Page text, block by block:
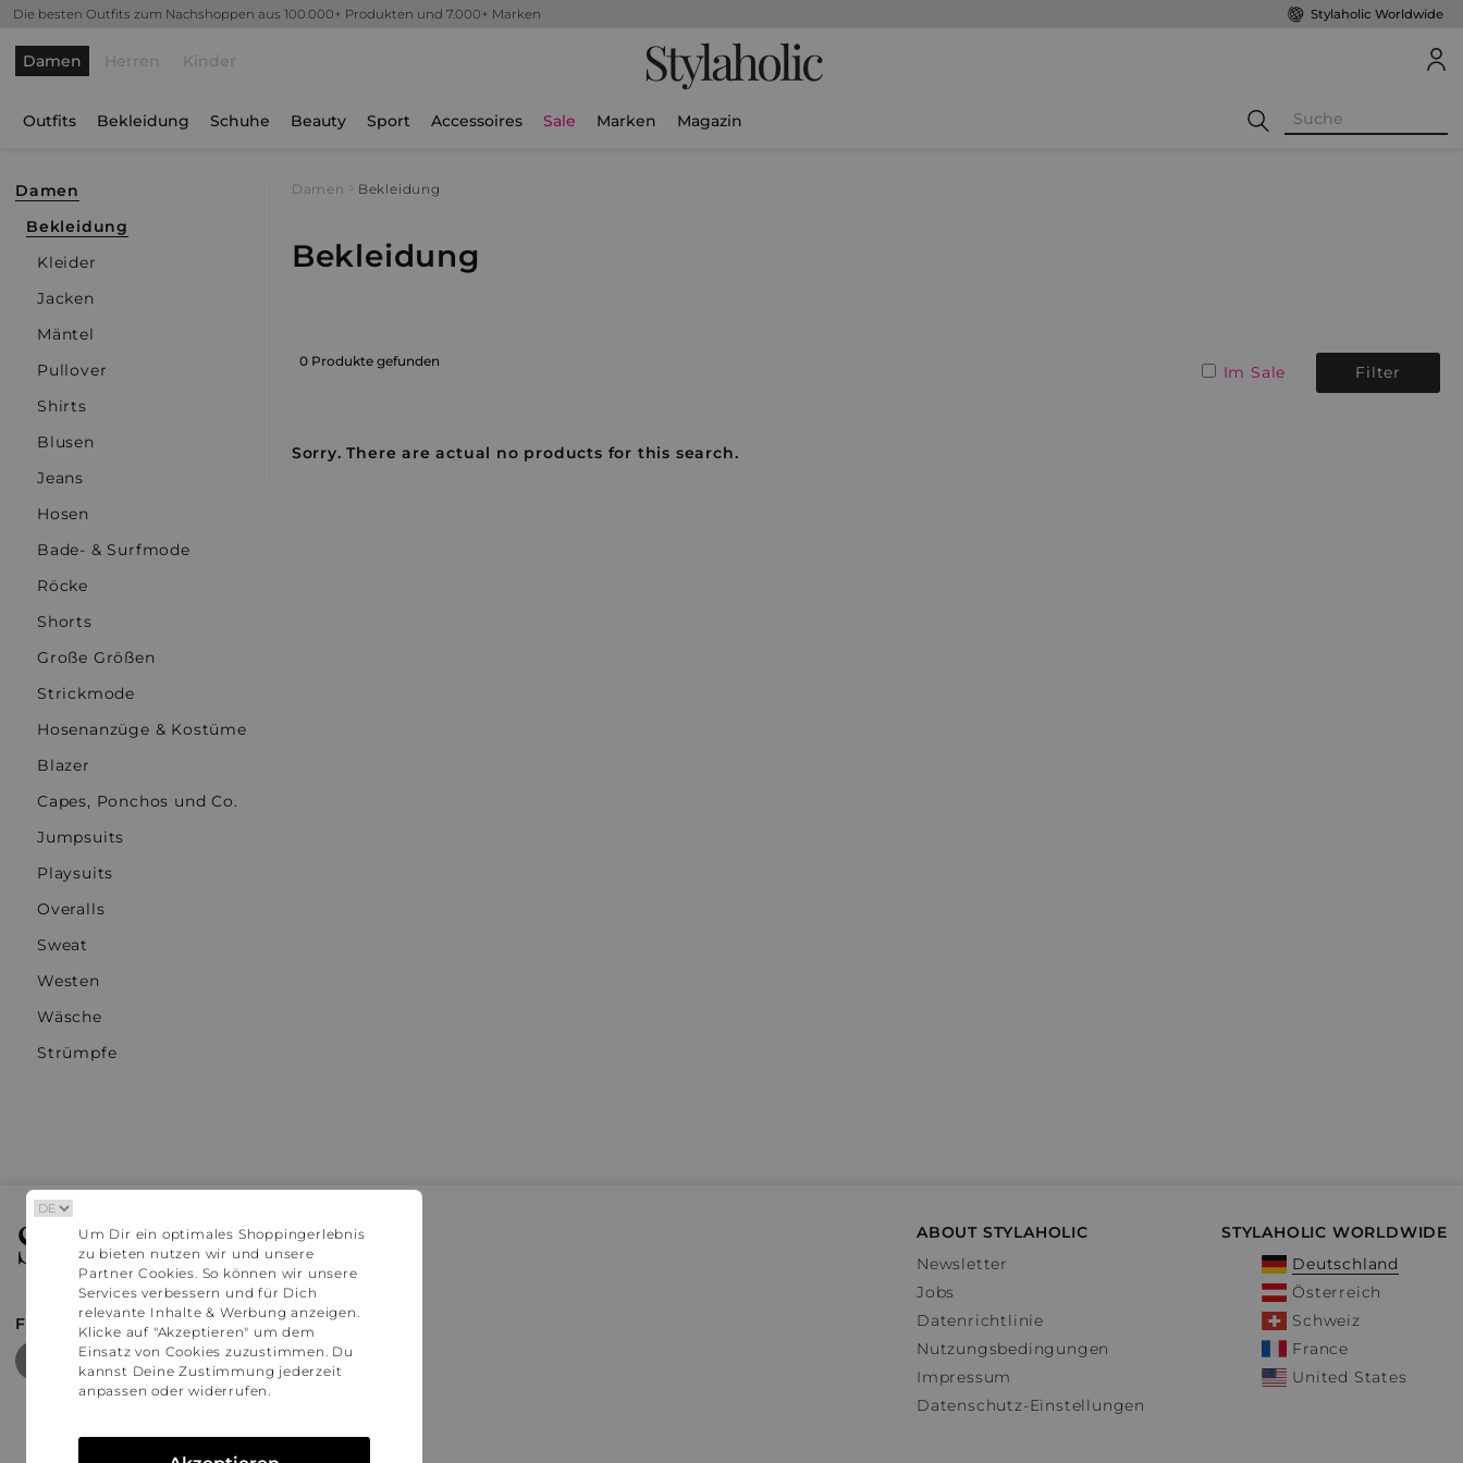
Die besten Outfits zum Nachshoppen aus 100.000+ Produkten und 7.000+ Marken Stylaholic Worldwide
Damen Herren Kinder Stylaholic
Outfits Bekleidung Schuhe Beauty Sport Accessoires Sale Marken Magazin
Damen
Bekleidung
Kleider
Jacken
Mäntel
Pullover
Shirts
Blusen
Jeans
Hosen
Bade- & Surfmode
Röcke
Shorts
Große Größen
Strickmode
Hosenanzüge & Kostüme
Blazer
Capes, Ponchos und Co.
Jumpsuits
Playsuits
Overalls
Sweat
Westen
Wäsche
Strümpfe
Damen Bekleidung
Bekleidung
0 Produkte gefunden
Im Sale Filter
Sorry. There are actual no products for this search.
Stylaholic
FIND MORE INSPIRATION
ABOUT STYLAHOLIC
Newsletter
Jobs
Datenrichtlinie
Nutzungsbedingungen
Impressum
Datenschutz-Einstellungen
STYLAHOLIC WORLDWIDE
Deutschland
Österreich
Schweiz
France
United States
Um Dir ein optimales Shoppingerlebnis
zu bieten nutzen wir und unsere
Partner Cookies. So können wir unsere
Services verbessern und für Dich
relevante Inhalte & Werbung anzeigen.
Klicke auf "Akzeptieren" um dem
Einsatz von Cookies zuzustimmen. Du
kannst Deine Zustimmung jederzeit
anpassen oder widerrufen.